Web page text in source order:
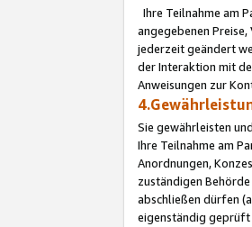
Ihre Teilnahme am
angegebenen
jederzeit geändert
der Interaktion mit
Anweisungen zur
Sie gewährleisten
Ihre Teilnahme am
Anordnungen,
zuständigen
abschließen dürfen
eigenständig geprüft